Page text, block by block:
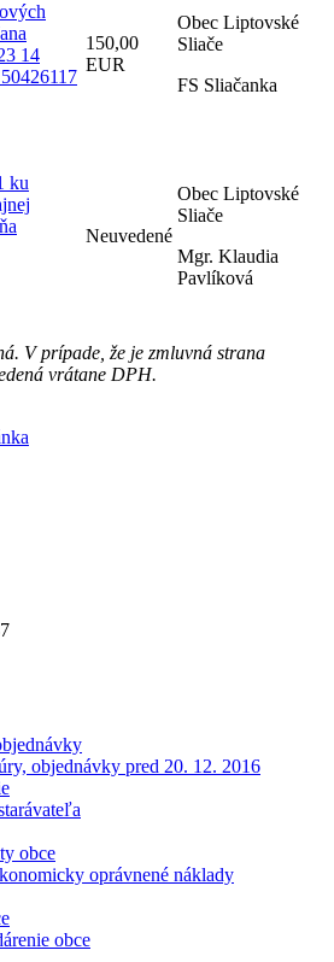
14
150,00
EUR
Obec Liptovské
Sliače
FS Sliačanka
ku
Neuvedené
Obec Liptovské
Sliače
Mgr. Klaudia
Pavlíková
V prípade, že je zmluvná strana
vrátane DPH.
objednávky pred 20. 12. 2016
obce
oprávnené náklady
obce